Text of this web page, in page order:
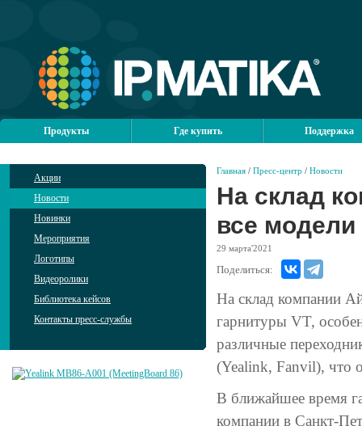
Продукты Где купить Поддержка
Акции
Новости
Новинки
Мероприятия
Логотипы
Видеоролики
Библиотека кейсов
Контакты пресс-службы
Главная / Пресс-центр / Новости
На склад
все модели
29 марта'2021
Поделиться:
На склад компании
гарнитуры VT,
различные
(Yealink, Fanvil), что
В ближайшее время
компании в Санкт-